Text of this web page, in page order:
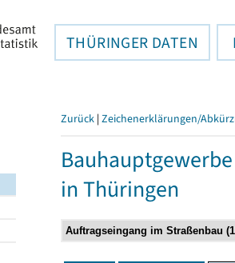
THÜRINGER DATEN
Zurück | Zeichenerklärungen/
in Thüringen